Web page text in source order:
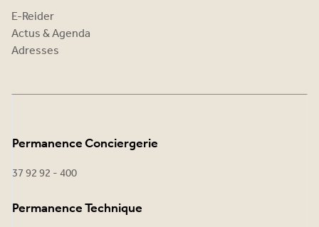
E-Reider
Actus & Agenda
Adresses
Permanence Conciergerie
37 92 92 - 400
Permanence Technique